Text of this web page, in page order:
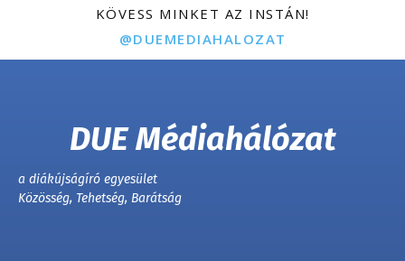
KÖVESS MINKET AZ INSTÁN!
@DUEMEDIAHALOZAT
DUE Médiahálózat
a diákújságíró egyesület
Közösség, Tehetség, Barátság